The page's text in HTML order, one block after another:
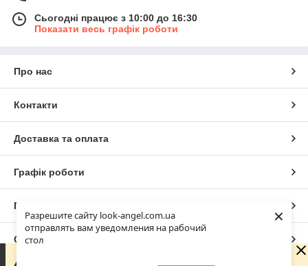
Разрешите сайту look-angel.com.ua
отправлять вам уведомления на рабочий
стол
×
Сьогодні працює з 10:00 до 16:30
Показати весь графік роботи
Про нас
Контакти
Доставка та оплата
Графік роботи
Повна версія сайту
Сайт створено на маркетплейсі